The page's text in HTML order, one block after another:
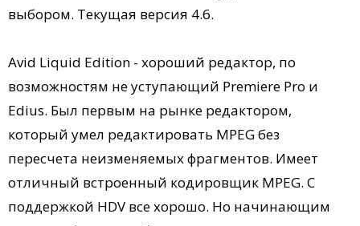
выбором. Текущая версия 4.6.
Avid Liquid Edition - хороший редактор, по
возможностям не уступающий Premiere Pro и
Edius. Был первым на рынке редактором,
который умел редактировать MPEG без
пересчета неизменяемых фрагментов. Имеет
отличный встроенный кодировщик MPEG. С
поддержкой HDV все хорошо. Но начинающим